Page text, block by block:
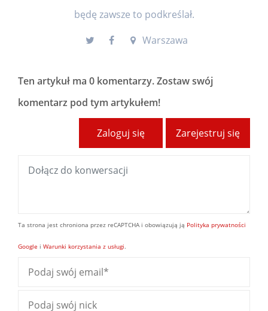
będę zawsze to podkreślał.
Warszawa
Ten artykuł ma 0 komentarzy. Zostaw swój
komentarz pod tym artykułem!
Zarejestruj się
Zaloguj się
Ta strona jest chroniona przez reCAPTCHA i obowiązują ją Polityka prywatności
Google i Warunki korzystania z usługi.